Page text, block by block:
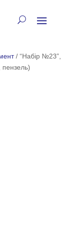
/ “Набір №23”,
пензель)